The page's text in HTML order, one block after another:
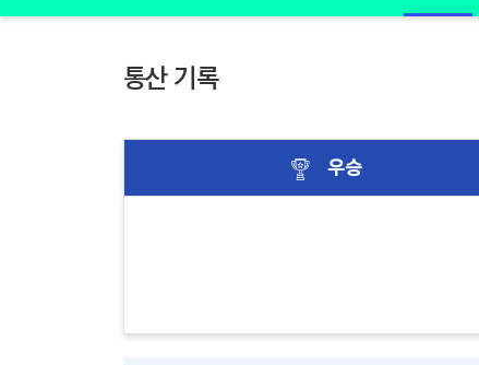
통산 기록
우승